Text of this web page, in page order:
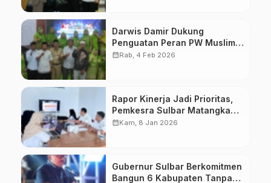
Darwis Damir Dukung
Penguatan Peran PW Muslimat
NU di Era Modern
calendar_monthRab, 4 Feb 2026
Rapor Kinerja Jadi Prioritas,
Pemkesra Sulbar Matangkan
Persiapan LKjIP dan LPPD
calendar_monthKam, 8 Jan 2026
Gubernur Sulbar Berkomitmen
Bangun 6 Kabupaten Tanpa